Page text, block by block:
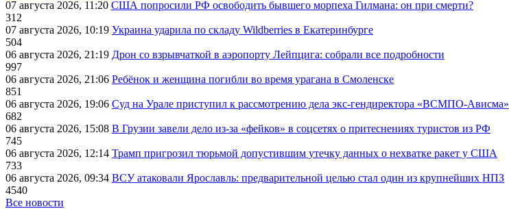
07 августа 2026, 11:20 США попросили РФ освободить бывшего морпеха Гилмана: он при смерти?
312
07 августа 2026, 10:19 Украина ударила по складу Wildberries в Екатеринбурге
504
06 августа 2026, 21:19 Дрон со взрывчаткой в аэропорту Лейпцига: собрали все подробности
997
06 августа 2026, 21:06 Ребёнок и женщина погибли во время урагана в Смоленске
851
06 августа 2026, 19:06 Суд на Урале приступил к рассмотрению дела экс-гендиректора «ВСМПО-Ависма»
682
06 августа 2026, 15:08 В Грузии завели дело из-за «фейков» в соцсетях о притеснениях туристов из РФ
745
06 августа 2026, 12:14 Трамп пригрозил тюрьмой допустившим утечку данных о нехватке ракет у США
733
06 августа 2026, 09:34 ВСУ атаковали Ярославль: предварительной целью стал один из крупнейших НПЗ
4540
Все новости